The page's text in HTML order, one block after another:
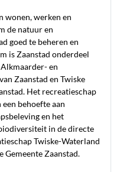
wonen, werken en
de natuur en
goed te beheren en
is Zaanstad onderdeel
en
Zaanstad en Twiske
Het recreatieschap
behoefte aan
en het
in de directe
Twiske-Waterland
Gemeente Zaanstad.